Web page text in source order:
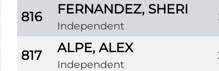
816 FERNANDEZ, SHERI
Independent
817 ALPE, ALEX
Independent